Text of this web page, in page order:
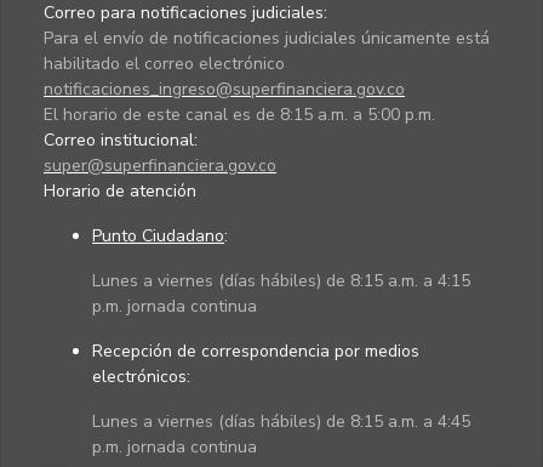
Correo para notificaciones judiciales:
Para el envío de notificaciones judiciales únicamente está
habilitado el correo electrónico
notificaciones_ingreso@superfinanciera.gov.co
El horario de este canal es de 8:15 a.m. a 5:00 p.m.
Correo institucional:
super@superfinanciera.gov.co
Horario de atención
Punto Ciudadano:
Lunes a viernes (días hábiles) de 8:15 a.m. a 4:15
p.m. jornada continua
Recepción de correspondencia por medios
electrónicos:
Lunes a viernes (días hábiles) de 8:15 a.m. a 4:45
p.m. jornada continua